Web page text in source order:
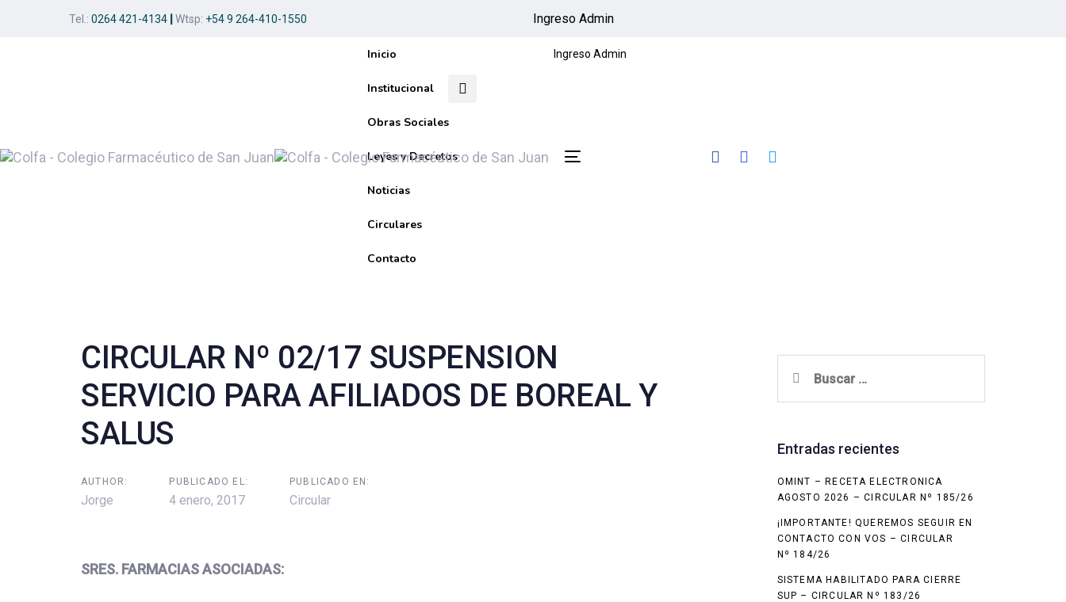
Tel.: 0264 421-4134 Wtsp: +54 9 264-410-1550 Ingreso Admin
Toggle
Inicio
Institucional
Obras Sociales
Leyes y Decretos
Noticias
Circulares
Contacto
Ingreso Admin
CIRCULAR Nº 02/17 SUSPENSION
SERVICIO PARA AFILIADOS DE BOREAL Y
SALUS
AUTHOR:
Jorge
PUBLICADO EL:
4 enero, 2017
PUBLICADO EN:
Circular
SRES. FARMACIAS ASOCIADAS:
Entradas recientes
OMINT – RECETA ELECTRONICA
AGOSTO 2026 – CIRCULAR Nº 185/26
¡IMPORTANTE! QUEREMOS SEGUIR EN
CONTACTO CON VOS – CIRCULAR
Nº 184/26
SISTEMA HABILITADO PARA CIERRE
SUP – CIRCULAR Nº 183/26